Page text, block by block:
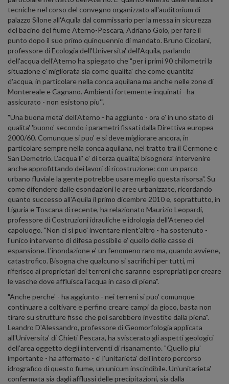
tecniche nel corso del convegno organizzato all'auditorium di
palazzo Silone all'Aquila dal commissario per la messa in sicurezza
del bacino del fiume Aterno-Pescara, Adriano Goio, per fare il
punto dopo il suo primo quinquennio di mandato. Bruno Cicolani,
professore di Ecologia dell'Universita' dell'Aquila, parlando
dell'acqua dell'Aterno ha spiegato che "per i primi 90 chilometri la
situazione e' migliorata sia come qualita' che come quantita'
d'acqua, in particolare nella conca aquilana ma anche nelle zone di
Montereale e Cagnano. Ambienti fortemente inquinati - ha
assicurato - non esistono piu'".
"Una buona meta' dell'Aterno - ha aggiunto - ora e' in uno stato di
qualita' 'buono' secondo i parametri fissati dalla Direttiva europea
2000/60. Comunque si puo' e si deve migliorare ancora, in
particolare sempre nella conca aquilana, nel tratto tra il Cermone e
San Demetrio. L'acqua li' e' di terza qualita', bisognera' intervenire
anche approfittando dei lavori di ricostruzione: con un parco
urbano fluviale la gente potrebbe usare meglio questa risorsa". Su
come difendere dalle esondazioni le aree urbanizzate, ricordando
quanto successo all'Aquila il primo dicembre 2010 e, soprattutto, in
Liguria e Toscana di recente, ha relazionato Maurizio Leopardi,
professore di Costruzioni idrauliche e idrologia dell'Ateneo del
capoluogo. "Non ci si puo' inventare nient'altro - ha sostenuto -
l'unico intervento di difesa possibile e' quello delle casse di
espansione. L'inondazione e' un fenomeno raro ma, quando avviene,
catastrofico. Bisogna che qualcuno si sacrifichi per tutti, mi
riferisco ai proprietari dei terreni che saranno espropriati per creare
le vasche dove affluisca l'acqua in caso di piena".
"Anche perche' - ha aggiunto - nei terreni si puo' comunque
continuare a coltivare e perfino creare campi da gioco, basta non
tirare su strutture fisse che poi sarebbero investite dalla piena".
Leandro D'Alessandro, professore di Geomorfologia applicata
all'Universita' di Chieti Pescara, ha sviscerato gli aspetti geologici
dell'area oggetto degli interventi di risanamento. "Quello piu'
importante - ha affermato - e' l'unitarieta' dell'intero percorso
idrografico di questo fiume, un unicum inscindibile. Un'unitarieta'
confermata sia dagli afflussi delle precipitazioni, sia dalla